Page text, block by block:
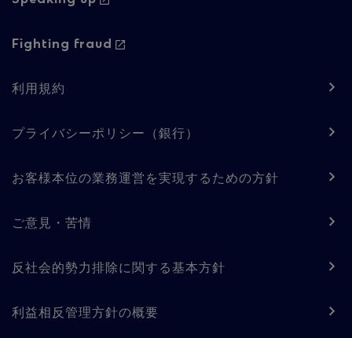
Fighting fraud
Footer
-
Regulatory
content
利用規約
プライバシーポリシー（銀行）
お客様本位の業務運営を実現するための方針
ご意見・苦情
反社会的勢力排除に関する基本方針
利益相反管理方針の概要